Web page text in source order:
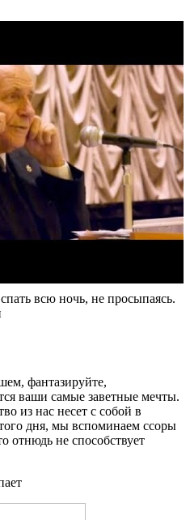
всю ночь, не просыпаясь.
фантазируйте,
ваши самые заветные мечты.
из нас несет с собой в
дня, мы вспоминаем ссоры
отнюдь не способствует